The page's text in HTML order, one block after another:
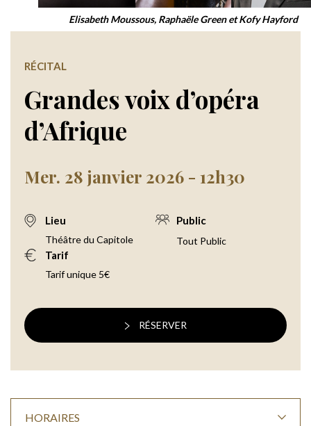
Elisabeth Moussous, Raphaële Green et Kofy Hayford
Grandes voix d’opéra
d’Afrique
RÉCITAL
Mer. 28 janvier 2026 - 12h30
Lieu
Théâtre du Capitole
Public
Tout Public
Tarif
Tarif unique 5€
RÉSERVER
HORAIRES